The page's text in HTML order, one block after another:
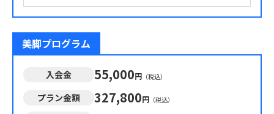
美脚プログラム
入会金 55,000円 （税込）
プラン金額 327,800円 （税込）